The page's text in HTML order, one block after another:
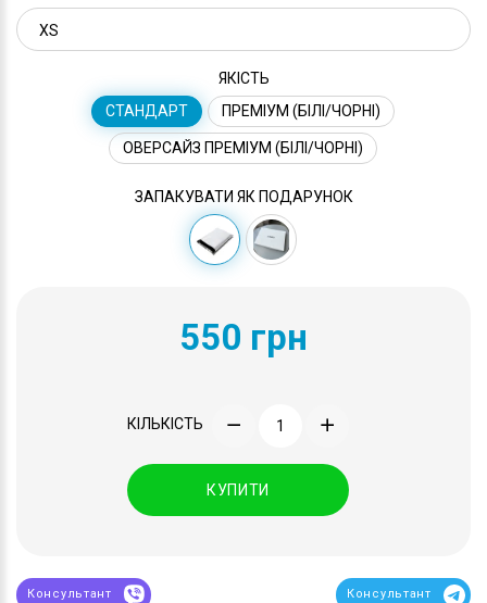
ЯКІСТЬ
СТАНДАРТ
ПРЕМІУМ (БІЛІ/ЧОРНІ)
ОВЕРСАЙЗ ПРЕМІУМ (БІЛІ/ЧОРНІ)
ЗАПАКУВАТИ ЯК ПОДАРУНОК
550 грн
КІЛЬКІСТЬ
КУПИТИ
Консультант Консультант